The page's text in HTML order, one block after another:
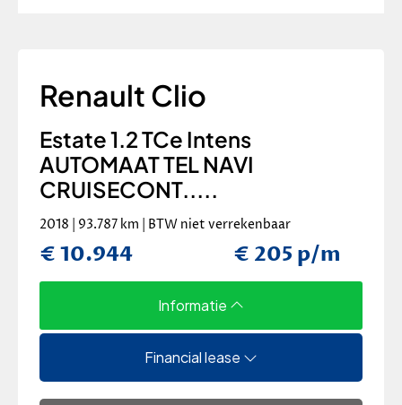
Renault Clio
Estate 1.2 TCe Intens
AUTOMAAT TEL NAVI
CRUISECONT.....
2018 | 93.787 km | BTW niet verrekenbaar
€ 10.944 € 205 p/m
Informatie
Financial lease